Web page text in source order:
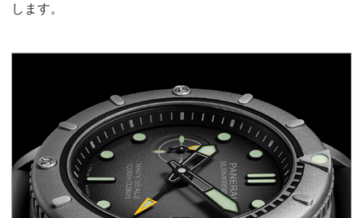
します。